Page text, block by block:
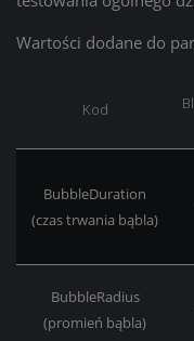
Wartości dodane do
Kod
BubbleDuration
(czas trwania bąbla)
BubbleRadius
(promień bąbla)